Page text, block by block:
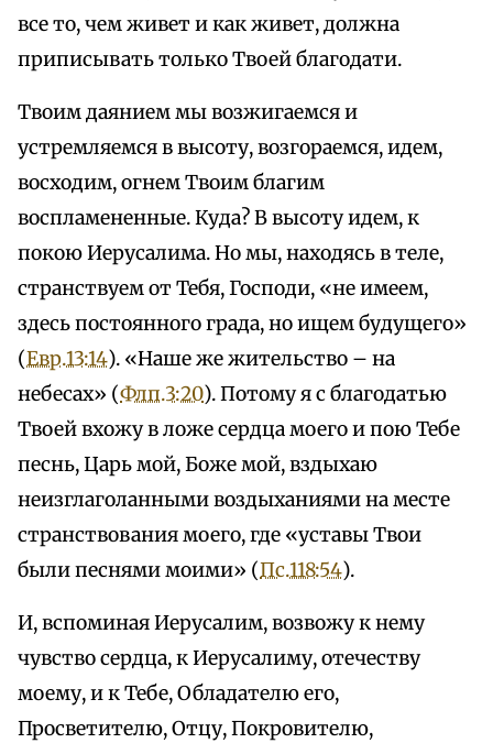
все то, чем живет и как живет, должна
приписывать только Твоей благодати.
Твоим даянием мы возжигаемся и
устремляемся в высоту, возгораемся, идем,
восходим, огнем Твоим благим
воспламененные. Куда? В высоту идем, к
покою Иерусалима. Но мы, находясь в теле,
странствуем от Тебя, Господи, «не имеем,
здесь постоянного града, но ищем будущего»
(Евр.13:14). «Наше же жительство – на
небесах» (Флп.3:20). Потому я с благодатью
Твоей вхожу в ложе сердца моего и пою Тебе
песнь, Царь мой, Боже мой, вздыхаю
неизглаголанными воздыханиями на месте
странствования моего, где «уставы Твои
были песнями моими» (Пс.118:54).
И, вспоминая Иерусалим, возвожу к нему
чувство сердца, к Иерусалиму, отечеству
моему, и к Тебе, Обладателю его,
Просветителю, Отцу, Покровителю,